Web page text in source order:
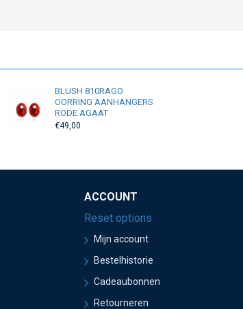
BLUSH 810RAGO
OORRING AANHANGERS
RODE AGAAT
€49,00
ACCOUNT
Reset options
Mijn account
Bestelhistorie
Cadeaubonnen
Retourneren